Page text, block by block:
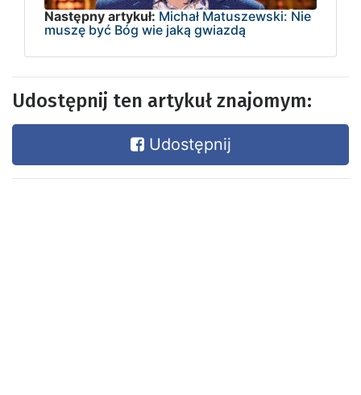
Następny artykuł: Michał Matuszewski: Nie
muszę być Bóg wie jaką gwiazdą
Udostępnij ten artykuł znajomym:
Udostępnij